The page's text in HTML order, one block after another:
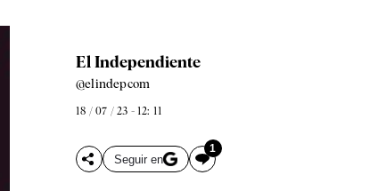
El Independiente
@elindepcom
18 / 07 / 23 - 12: 11
Seguir en
1